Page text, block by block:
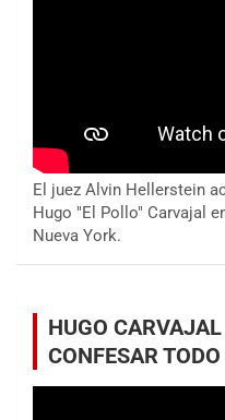
El juez Alvin Hellerstein
Hugo "El Pollo" Carvajal
Nueva York.
HUGO
CONFESAR TODO